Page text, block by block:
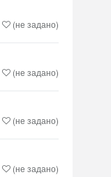
(не задано)
(не задано)
(не задано)
(не задано)